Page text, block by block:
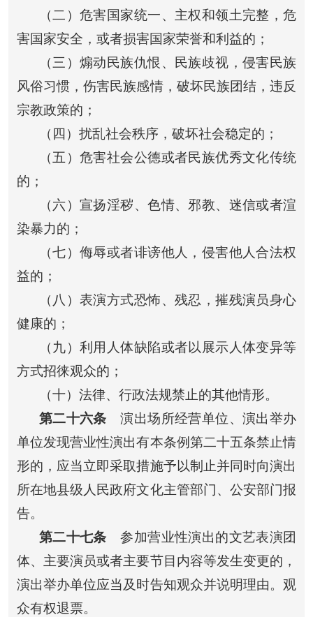
（二）危害国家统一、主权和领土完整，危
害国家安全，或者损害国家荣誉和利益的；
（三）煽动民族仇恨、民族歧视，侵害民族
风俗习惯，伤害民族感情，破坏民族团结，违反
宗教政策的；
（四）扰乱社会秩序，破坏社会稳定的；
（五）危害社会公德或者民族优秀文化传统
的；
（六）宣扬淫秽、色情、邪教、迷信或者渲
染暴力的；
（七）侮辱或者诽谤他人，侵害他人合法权
益的；
（八）表演方式恐怖、残忍，摧残演员身心
健康的；
（九）利用人体缺陷或者以展示人体变异等
方式招徕观众的；
（十）法律、行政法规禁止的其他情形。
第二十六条 演出场所经营单位、演出举办
单位发现营业性演出有本条例第二十五条禁止情
形的，应当立即采取措施予以制止并同时向演出
所在地县级人民政府文化主管部门、公安部门报
告。
第二十七条 参加营业性演出的文艺表演团
体、主要演员或者主要节目内容等发生变更的，
演出举办单位应当及时告知观众并说明理由。观
众有权退票。